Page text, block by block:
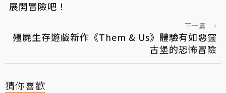
展開冒險吧！
下一篇 →
殭屍生存遊戲新作《Them & Us》體驗有如惡靈
古堡的恐怖冒險
猜你喜歡